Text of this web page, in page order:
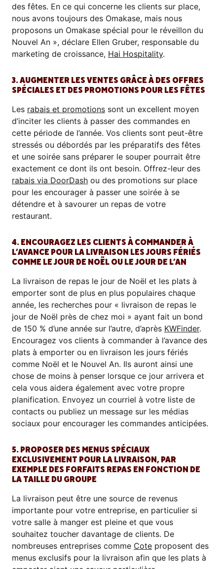
des fêtes. En ce qui concerne les clients sur place,
nous avons toujours des Omakase, mais nous
proposons un Omakase spécial pour le réveillon du
Nouvel An », déclare Ellen Gruber, responsable du
marketing de croissance, Hai Hospitality.
3. AUGMENTER LES VENTES GRÂCE À DES OFFRES
SPÉCIALES ET DES PROMOTIONS POUR LES FÊTES
Les rabais et promotions sont un excellent moyen
d’inciter les clients à passer des commandes en
cette période de l’année. Vos clients sont peut-être
stressés ou débordés par les préparatifs des fêtes
et une soirée sans préparer le souper pourrait être
exactement ce dont ils ont besoin. Offrez-leur des
rabais via DoorDash ou des promotions sur place
pour les encourager à passer une soirée à se
détendre et à savourer un repas de votre
restaurant.
4. ENCOURAGEZ LES CLIENTS À COMMANDER À
L’AVANCE POUR LA LIVRAISON LES JOURS FÉRIÉS
COMME LE JOUR DE NOËL OU LE JOUR DE L’AN
La livraison de repas le jour de Noël et les plats à
emporter sont de plus en plus populaires chaque
année, les recherches pour « livraison de repas le
jour de Noël près de chez moi » ayant fait un bond
de 150 % d’une année sur l’autre, d’après KWFinder.
Encouragez vos clients à commander à l’avance des
plats à emporter ou en livraison les jours fériés
comme Noël et le Nouvel An. Ils auront ainsi une
chose de moins à penser lorsque ce jour arrivera et
cela vous aidera également avec votre propre
planification. Envoyez un courriel à votre liste de
contacts ou publiez un message sur les médias
sociaux pour encourager les commandes anticipées.
5. PROPOSER DES MENUS SPÉCIAUX
EXCLUSIVEMENT POUR LA LIVRAISON, PAR
EXEMPLE DES FORFAITS REPAS EN FONCTION DE
LA TAILLE DU GROUPE
La livraison peut être une source de revenus
importante pour votre entreprise, en particulier si
votre salle à manger est pleine et que vous
souhaitez toucher davantage de clients. De
nombreuses entreprises comme Cote proposent des
menus exclusifs pour la livraison afin que les plats à